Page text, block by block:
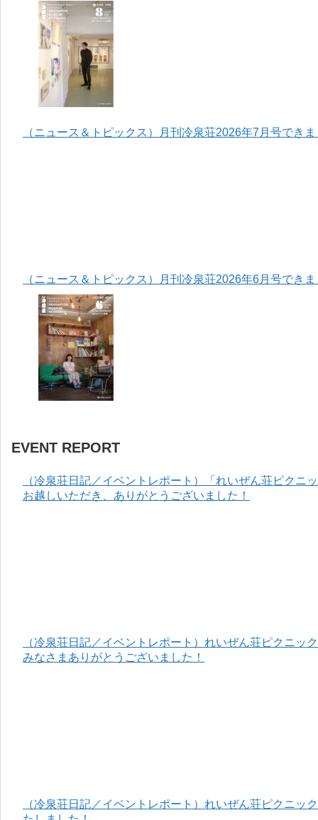
（ニュース＆トピックス）月刊冷泉荘2026年7月号でき
（ニュース＆トピックス）月刊冷泉荘2026年6月号でき
EVENT REPORT
（冷泉荘日記／イベントレポート）「れいぜん荘ピクニ
お越しいただき、ありがとうございました！
（冷泉荘日記／イベントレポート）れいぜん荘ピクニッ
みなさまありがとうございました！
（冷泉荘日記／イベントレポート）れいぜん荘ピクニッ